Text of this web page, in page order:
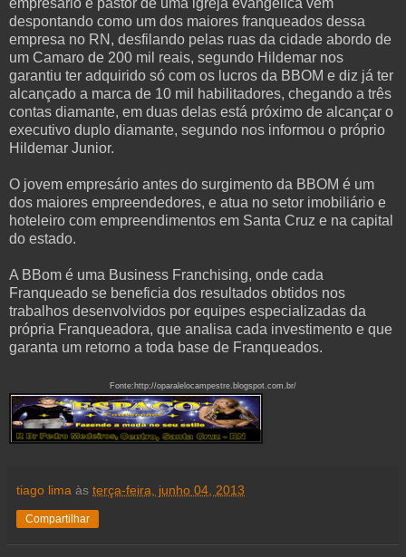
empresário e pastor de uma igreja evangélica vem
despontando como um dos maiores franqueados dessa
empresa no RN, desfilando pelas ruas da cidade abordo de
um Camaro de 200 mil reais, segundo Hildemar nos
garantiu ter adquirido só com os lucros da BBOM e diz já ter
alcançado a marca de 10 mil habilitadores, chegando a três
contas diamante, em duas delas está próximo de alcançar o
executivo duplo diamante, segundo nos informou o próprio
Hildemar Junior.
O jovem empresário antes do surgimento da BBOM é um
dos maiores empreendedores, e atua no setor imobiliário e
hoteleiro com empreendimentos em Santa Cruz e na capital
do estado.
A BBom é uma Business Franchising, onde cada
Franqueado se beneficia dos resultados obtidos nos
trabalhos desenvolvidos por equipes especializadas da
própria Franqueadora, que analisa cada investimento e que
garanta um retorno a toda base de Franqueados.
Fonte:http://oparalelocampestre.blogspot.com.br/
tiago lima às terça-feira, junho 04, 2013
Compartilhar